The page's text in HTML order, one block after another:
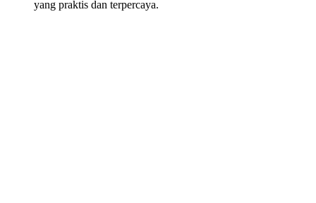
yang praktis dan terpercaya.